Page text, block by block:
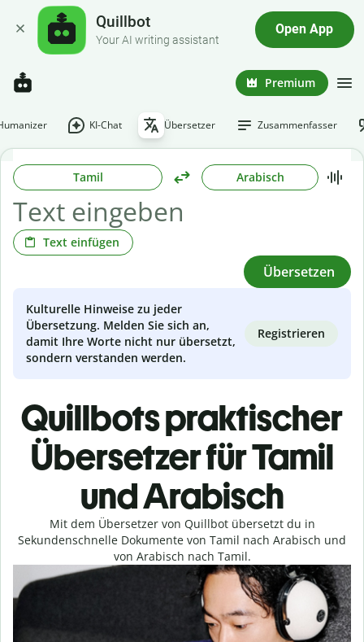
Quillbot
Your AI writing assistant
Open App
Premium
KI-Chat Übersetzer Zusammenfasser
Tamil Arabisch
Text einfügen
Übersetzen
Kulturelle Hinweise zu jeder
Übersetzung. Melden Sie sich an,
damit Ihre Worte nicht nur übersetzt,
sondern verstanden werden.
Registrieren
Quillbots praktischer
Übersetzer für Tamil
und Arabisch
Mit dem Übersetzer von Quillbot übersetzt du in
Sekundenschnelle Dokumente von Tamil nach Arabisch und
von Arabisch nach Tamil.